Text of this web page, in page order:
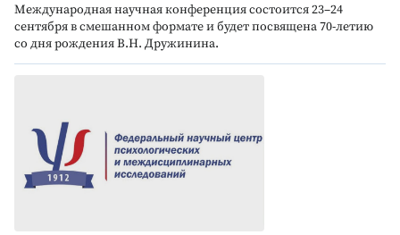
Международная научная конференция состоится 23–24
сентября в смешанном формате и будет посвящена 70-летию
со дня рождения В.Н. Дружинина.